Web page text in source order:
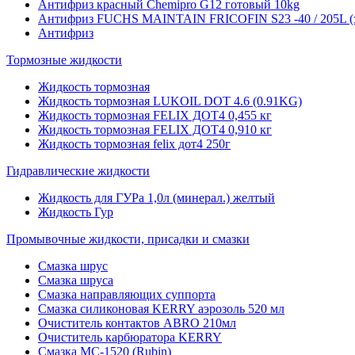
Антифриз красный Chemipro G12 готовый 10kg
Антифриз FUCHS MAINTAIN FRICOFIN S23 -40 / 205L
Антифриз
Тормозные жидкости
Жидкость тормозная
Жидкость тормозная LUKOIL DOT 4.6 (0.91KG)
Жидкость тормозная FELIX ДОТ4 0,455 кг
Жидкость тормозная FELIX ДОТ4 0,910 кг
Жидкость тормозная felix дот4 250г
Гидравлические жидкости
Жидкость для ГУРа 1,0л (минерал.) желтый
Жидкость Гур
Промывочные жидкости, присадки и смазки
Смазка шрус
Смазка шруса
Смазка направляющих суппорта
Смазка силиконовая KERRY аэрозоль 520 мл
Очиститель контактов ABRO 210мл
Очиститель карбюратора KERRY
Смазка МС-1520 (Rubin)